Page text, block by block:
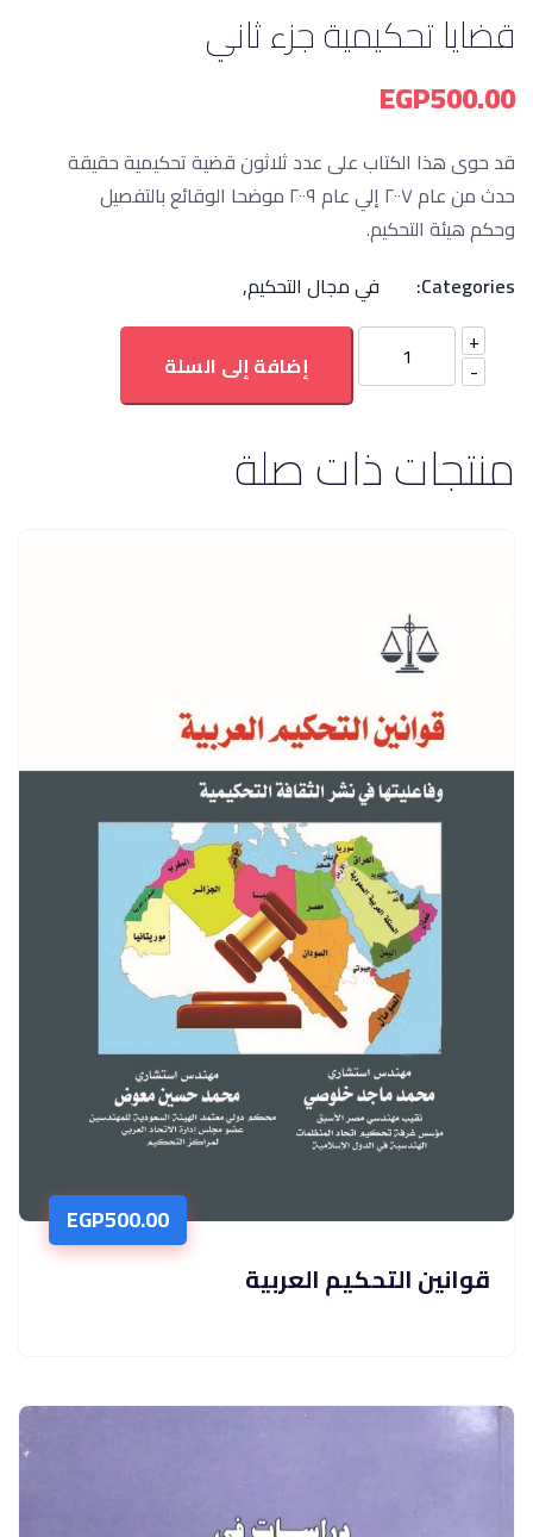
قضايا تحكيمية جزء ثاني
EGP500.00
قد حوى هذا الكتاب على عدد ثلاثون قضية تحكيمية حقيقة
حدث من عام ٢٠٠٧ إلي عام ٢٠٠٩ موضحا الوقائع بالتفصيل
وحكم هيئة التحكيم.
Categories:
في مجال التحكيم,
إضافة إلى السلة
منتجات ذات صلة
EGP500.00
قوانين التحكيم العربية